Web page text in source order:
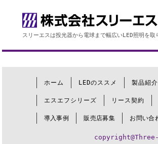
スリーエスは投光器から電球まで幅広いLED照明を取
ホーム LEDのススメ 製品紹介
エスエフシリーズ リース契約
導入事例 販売店募集 お問い合